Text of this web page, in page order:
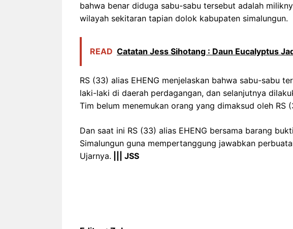
bahwa benar diduga sabu-sabu tersebut adalah
wilayah sekitaran tapian dolok kabupaten simalungun.
READ Catatan Jess Sihotang : Daun Eucalyptus
RS (33) alias EHENG menjelaskan bahwa sabu-sabu
laki-laki di daerah perdagangan, dan selanjutnya
Tim belum menemukan orang yang dimaksud oleh RS
Dan saat ini RS (33) alias EHENG bersama barang
Simalungun guna mempertanggung jawabkan
Ujarnya. ||| JSS